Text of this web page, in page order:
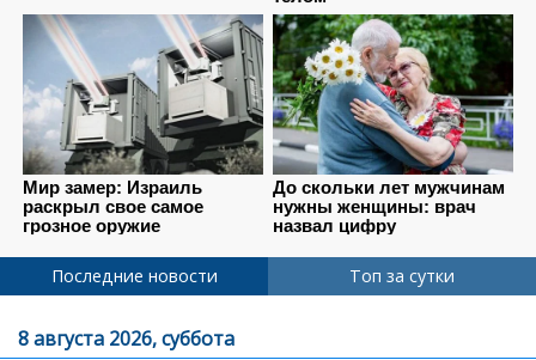
Последние новости Топ за сутки
8 августа 2026, суббота